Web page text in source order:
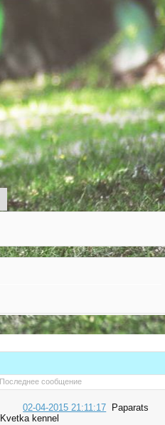
Последнее сообщение
02-04-2015 21:11:17
Paparats
Kvetka kennel